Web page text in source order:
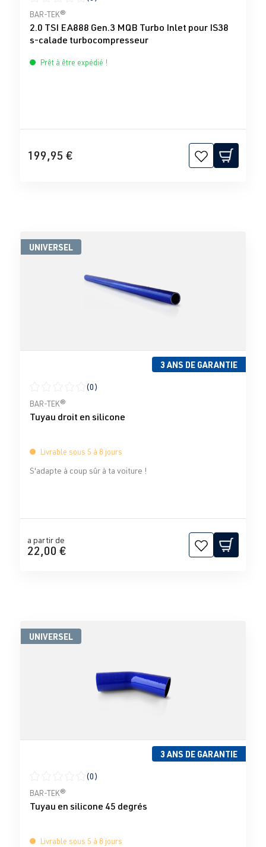
Note moyenne de 0 sur 5 étoiles
BAR-TEK®
2.0 TSI EA888 Gen.3 MQB Turbo Inlet pour IS38
s-calade turbocompresseur
Prêt à être expédié !
199,95 €
UNIVERSEL
3 ANS DE GARANTIE
Note moyenne de 0 sur 5 étoiles
(0)
BAR-TEK®
Tuyau droit en silicone
Livrable sous 5 à 8 jours
S'adapte à coup sûr à ta voiture !
a partir de
22,00 €
UNIVERSEL
3 ANS DE GARANTIE
Note moyenne de 0 sur 5 étoiles
(0)
BAR-TEK®
Tuyau en silicone 45 degrés
Livrable sous 5 à 8 jours